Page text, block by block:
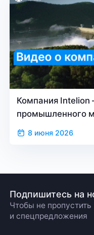
Компания Intelion
промышленного
8 июня 2026
Подпишитесь на
Чтобы не
и спецпредложения